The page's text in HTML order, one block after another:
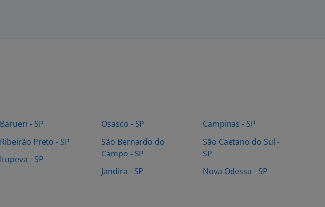
Barueri - SP
Ribeirão Preto - SP
Itupeva - SP
Osasco - SP
São Bernardo do
Campo - SP
Jandira - SP
Campinas - SP
São Caetano do Sul -
SP
Nova Odessa - SP